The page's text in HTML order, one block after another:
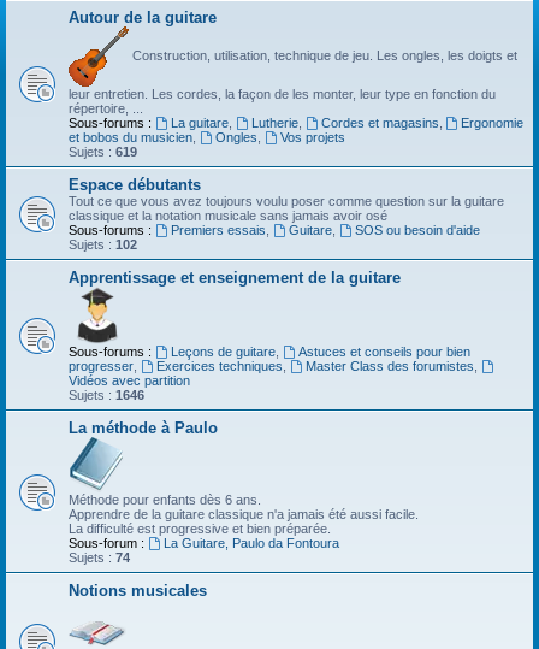
Autour de la guitare
Construction, utilisation, technique de jeu. Les ongles, les doigts et
leur entretien. Les cordes, la façon de les monter, leur type en fonction du
répertoire, ...
Sous-forums :
La guitare, Lutherie, Cordes et magasins
Ergonomie
et bobos du musicien
Ongles
Vos projets
Sujets : 619
Espace débutants
Tout ce que vous avez toujours voulu poser comme question sur la guitare
classique et la notation musicale sans jamais avoir osé
Sous-forums :
Premiers essais Guitare,
SOS ou besoin d'aide
Sujets : 102
Apprentissage et enseignement de la guitare
Sous-forums : Leçons de guitare,
Astuces et conseils pour bien
progresser
Exercices techniques Master Class des forumistes
Vidéos avec partition
Sujets : 1646
La méthode à Paulo
Méthode pour enfants dès 6 ans.
Apprendre de la guitare classique n'a jamais été aussi facile.
La difficulté est progressive et bien préparée.
Sous-forum :
La Guitare, Paulo da Fontoura
Sujets : 74
Notions musicales